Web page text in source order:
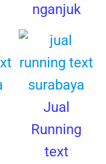
nganjuk
Jual
Running
text